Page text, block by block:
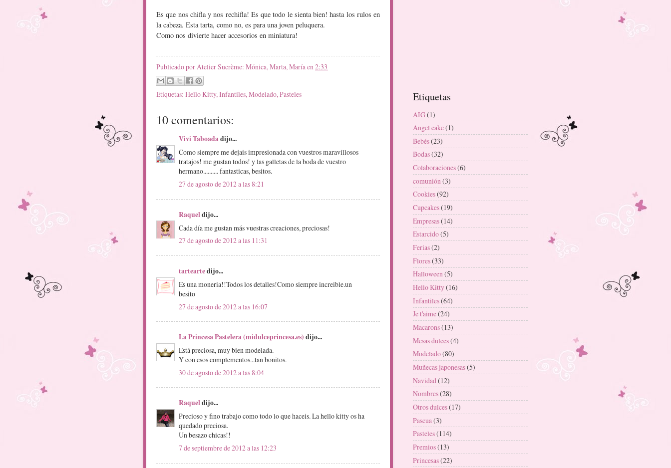
Es que nos chifla y nos rechifla! Es que todo le sienta bien! hasta los rulos en
la cabeza. Esta tarta, como no, es para una joven peluquera.
Como nos divierte hacer accesorios en miniatura!
Publicado por Atelier Sucrème: Mónica, Marta, María en 2:33
Etiquetas: Hello Kitty, Infantiles, Modelado, Pasteles
10 comentarios:
Vivi Taboadadijo...
Como siempre me dejais impresionada con vuestros maravillosos
tratajos! me gustan todos! y las galletas de la boda de vuestro
hermano.......... fantasticas, besitos.
27 de agosto de 2012 a las 8:21
Raqueldijo...
Cada día me gustan más vuestras creaciones, preciosas!
27 de agosto de 2012 a las 11:31
tarteartedijo...
Es una moneria!!Todos los detalles!Como siempre increible.un
besito
27 de agosto de 2012 a las 16:07
La Princesa Pastelera (midulceprincesa.es) dijo...
Está preciosa, muy bien modelada.
Y con esos complementos...tan bonitos.
30 de agosto de 2012 a las 8:04
Raqueldijo...
Precioso y fino trabajo como todo lo que haceis. La hello kitty os ha
quedado preciosa.
Un besazo chicas!!
7 de septiembre de 2012 a las 12:23
Etiquetas
AIG(1)
Angel cake(1)
Bebés(23)
Bodas(32)
Colaboraciones(6)
comunión (3)
Cookies(92)
Cupcakes(19)
Empresas(14)
Estarcido(5)
Ferias(2)
Flores(33)
Halloween(5)
Hello Kitty(16)
Infantiles(64)
Je t'aime(24)
Macarons(13)
Mesas dulces(4)
Modelado(80)
Muñecas japonesas(5)
Navidad (12)
Nombres(28)
Otros dulces(17)
Pascua (3)
Pasteles(114)
Premios(13)
Princesas(22)